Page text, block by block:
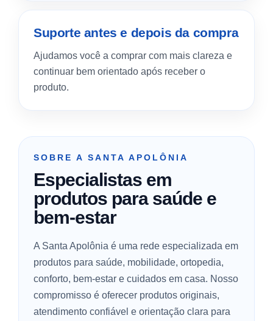
Suporte antes e depois da compra
Ajudamos você a comprar com mais clareza e
continuar bem orientado após receber o
produto.
SOBRE A SANTA APOLÔNIA
Especialistas em
produtos para saúde e
bem-estar
A Santa Apolônia é uma rede especializada em
produtos para saúde, mobilidade, ortopedia,
conforto, bem-estar e cuidados em casa. Nosso
compromisso é oferecer produtos originais,
atendimento confiável e orientação clara para